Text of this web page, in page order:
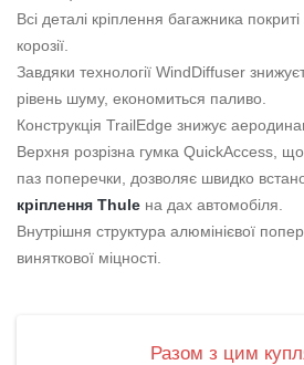
Всі деталі кріплення багажника
корозії.
Завдяки технології WindDiffuser
рівень шуму, економиться паливо.
Конструкція TrailEdge знижує
Верхня розрізна гумка QuickAccess,
паз поперечки, дозволяє швидко
кріплення Thule на дах автомобіля.
Внутрішня структура алюмінієвої
виняткової міцності.
Разом з цим